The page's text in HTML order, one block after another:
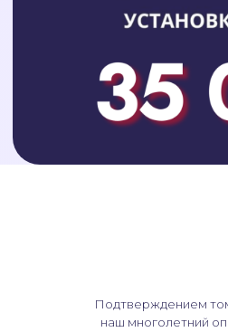
Подтверждением
наш многолетний